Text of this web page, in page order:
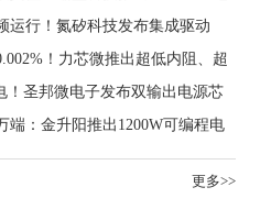
多元高端测量场景
运行！氮矽科技发布集成驱动
电源能效再攀新高
！力芯微推出超低内阻、超
拟开关
！圣邦微电子发布双输出电源芯
音频设计
端：金升阳推出1200W可编程电
备制造
更多>>